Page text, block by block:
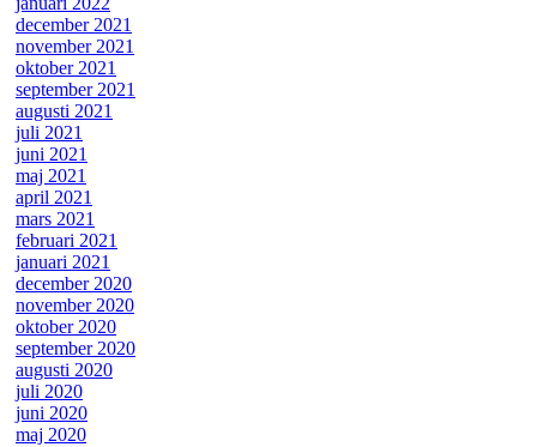
december 2021
november 2021
oktober 2021
september 2021
augusti 2021
juli 2021
juni 2021
maj 2021
april 2021
mars 2021
februari 2021
januari 2021
december 2020
november 2020
oktober 2020
september 2020
augusti 2020
juli 2020
juni 2020
maj 2020